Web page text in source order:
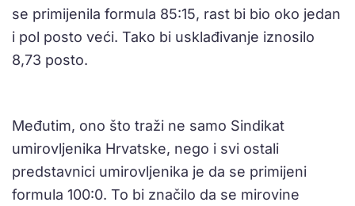
se primijenila formula 85:15, rast bi bio oko jedan
i pol posto veći. Tako bi usklađivanje iznosilo
8,73 posto.
Međutim, ono što traži ne samo Sindikat
umirovljenika Hrvatske, nego i svi ostali
predstavnici umirovljenika je da se primijeni
formula 100:0. To bi značilo da se mirovine